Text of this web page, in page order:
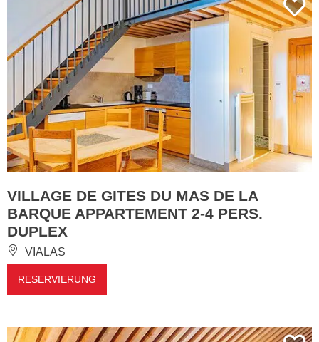
VILLAGE DE GITES DU MAS DE LA
BARQUE APPARTEMENT 2-4 PERS.
DUPLEX
VIALAS
RESERVIERUNG